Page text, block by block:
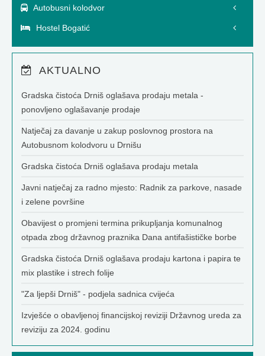
Autobusni kolodvor
Hostel Bogatić
AKTUALNO
Gradska čistoća Drniš oglašava prodaju metala -
ponovljeno oglašavanje prodaje
Natječaj za davanje u zakup poslovnog prostora na
Autobusnom kolodvoru u Drnišu
Gradska čistoća Drniš oglašava prodaju metala
Javni natječaj za radno mjesto: Radnik za parkove, nasade
i zelene površine
Obavijest o promjeni termina prikupljanja komunalnog
otpada zbog državnog praznika Dana antifašističke borbe
Gradska čistoća Drniš oglašava prodaju kartona i papira te
mix plastike i strech folije
"Za ljepši Drniš" - podjela sadnica cvijeća
Izvješće o obavljenoj financijskoj reviziji Državnog ureda za
reviziju za 2024. godinu